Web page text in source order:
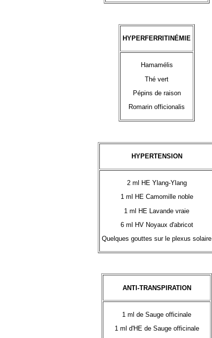
HYPERFERRITINÉMIE
Hamamélis
Thé vert
Pépins de raison
Romarin officionalis
HYPERTENSION
2 ml HE Ylang-Ylang
1 ml HE Camomille noble
1 ml HE Lavande vraie
6 ml HV Noyaux d'abricot
Quelques gouttes sur le plexus solaire
ANTI-TRANSPIRATION
1 ml de Sauge officinale
1 ml d'HE de Sauge officinale